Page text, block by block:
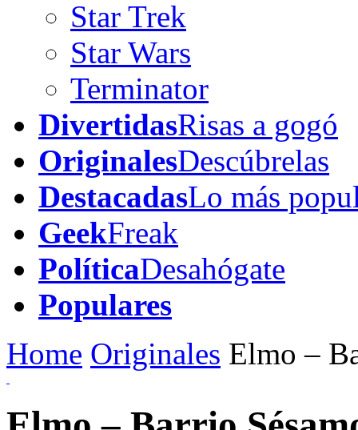
Star Trek
Star Wars
Terminator
DivertidasRisas a gogó
OriginalesDescúbrelas
DestacadasLo más
GeekFreak
PolíticaDesahógate
Populares
Home Originales Elmo –